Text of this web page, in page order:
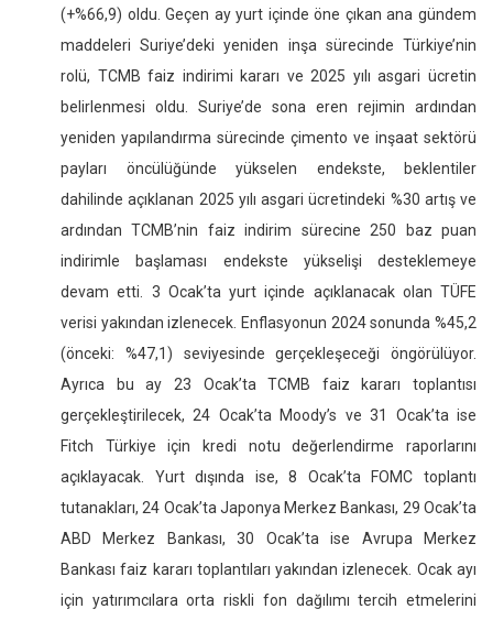
(+%66,9) oldu. Geçen ay yurt içinde öne çıkan ana gündem
maddeleri Suriye’deki yeniden inşa sürecinde Türkiye’nin
rolü, TCMB faiz indirimi kararı ve 2025 yılı asgari ücretin
belirlenmesi oldu. Suriye’de sona eren rejimin ardından
yeniden yapılandırma sürecinde çimento ve inşaat sektörü
payları öncülüğünde yükselen endekste, beklentiler
dahilinde açıklanan 2025 yılı asgari ücretindeki %30 artış ve
ardından TCMB’nin faiz indirim sürecine 250 baz puan
indirimle başlaması endekste yükselişi desteklemeye
devam etti. 3 Ocak’ta yurt içinde açıklanacak olan TÜFE
verisi yakından izlenecek. Enflasyonun 2024 sonunda %45,2
(önceki: %47,1) seviyesinde gerçekleşeceği öngörülüyor.
Ayrıca bu ay 23 Ocak’ta TCMB faiz kararı toplantısı
gerçekleştirilecek, 24 Ocak’ta Moody’s ve 31 Ocak’ta ise
Fitch Türkiye için kredi notu değerlendirme raporlarını
açıklayacak. Yurt dışında ise, 8 Ocak’ta FOMC toplantı
tutanakları, 24 Ocak’ta Japonya Merkez Bankası, 29 Ocak’ta
ABD Merkez Bankası, 30 Ocak’ta ise Avrupa Merkez
Bankası faiz kararı toplantıları yakından izlenecek. Ocak ayı
için yatırımcılara orta riskli fon dağılımı tercih etmelerini